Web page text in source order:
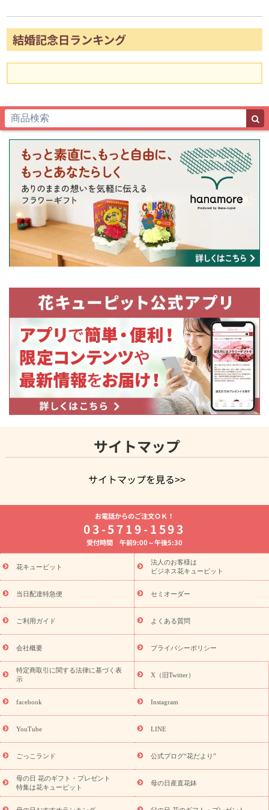
結婚記念日ランキング
サイトマップ
サイトマップを見る>>
よく贈られる花
お祝いの花特集
誕生日フラワーギフト特集
8月の誕生花(トルコキキョウ)
開店・開業祝い
お供え・お悔やみ お供え・お悔やみの花
通夜・葬儀に贈る花 胡蝶蘭・花鉢
ーブドフラワー
季節のイベント
ひまわり ギフト・プレゼント
特集
お盆 花（新盆・初盆） 季節のイベント
お盆 花（新
盆・初盆）
お盆 花（新盆・初盆）
お盆・お供え 花とセットギ
フト
お盆・お供え プリザーブドフラワー
ひまわり ギフト・プ
レゼント特集
夏の花贈り・お中元・暑中見舞い 花のギフト特集
敬老の日におくる花ギフト・プレゼント特集
花ギフト・プレゼント特集
敬老の日 花のおすすめランキング
敬
老の日 花鉢植えのギフト・プレゼント特集
敬老の日 花とセットギ
フト・プレゼント特集
敬老の日の花 全てのギフト一覧
キャン
ペーン
「きょう誕生日なんです」キャンペーン
探す
誕生日フラワーギフト 誕生日フラワーギフト特集
誕生
日フラワーギフト商品一覧
ユリ トルコキキョウ
誕生花(トルコキキョウ)
9月の誕生花(リンドウ)
誕生日セット
ギフト
「きょう誕生日なんです」キャンペーン
用途から探す お祝いの花特集 当日配達特急便
お祝い商品
一覧
お祝い 新築・引っ越し祝い
結婚記念日
結婚祝い 出産祝い 退院祝い・快気祝い
還暦
祝い・長寿祝い
プチギフト ペットのお祝いフラワー
元・暑中見舞い
敬老の日
お供え
お供え・お悔やみ商品一覧 お供え・お悔やみの花
お電話からのご注文ＯＫ！
03-5719-1593
受付時間 午前9:00～午後5:30
花キューピット
法人のお客様は
ビジネス花キューピット
当日配達特急便 セミオーダー
ご利用ガイド よくある質問
会社概要 プライバシーポリシー
特定商取引に関する法律に基づく表
示
X（旧Twitter）
facebook Instagram
YouTube LINE
ごっこランド 公式ブログ“花だより”
母の日 花のギフト・プレゼント
特集は花キューピット
母の日産直花鉢